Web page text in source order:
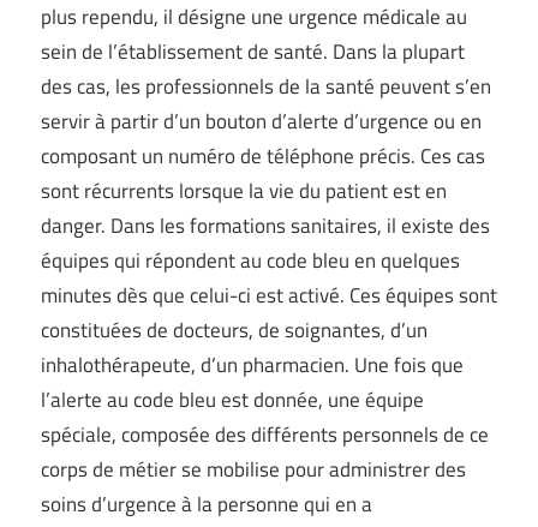
plus rependu, il désigne une urgence médicale au
sein de l’établissement de santé. Dans la plupart
des cas, les professionnels de la santé peuvent s’en
servir à partir d’un bouton d’alerte d’urgence ou en
composant un numéro de téléphone précis. Ces cas
sont récurrents lorsque la vie du patient est en
danger. Dans les formations sanitaires, il existe des
équipes qui répondent au code bleu en quelques
minutes dès que celui-ci est activé. Ces équipes sont
constituées de docteurs, de soignantes, d’un
inhalothérapeute, d’un pharmacien. Une fois que
l’alerte au code bleu est donnée, une équipe
spéciale, composée des différents personnels de ce
corps de métier se mobilise pour administrer des
soins d’urgence à la personne qui en a